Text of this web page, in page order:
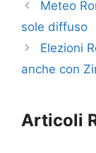
Meteo
sole diffuso
Elezioni
anche con
Articoli